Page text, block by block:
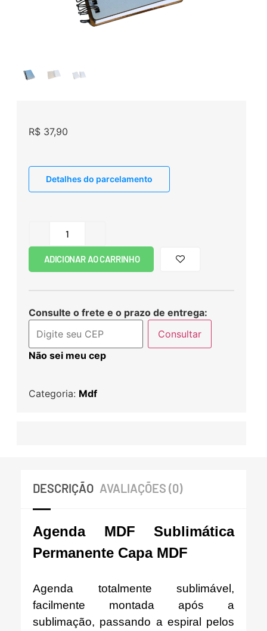
R$37,90
Detalhes do parcelamento
ADICIONAR AO CARRINHO
Consulte o frete e o prazo de entrega:
Consultar
Não sei meu cep
Categoria: Mdf
DESCRIÇÃO AVALIAÇÕES (0)
Agenda MDF Sublimática
Permanente Capa MDF
Agenda totalmente sublimável,
facilmente montada após a
sublimação, passando a espiral pelos